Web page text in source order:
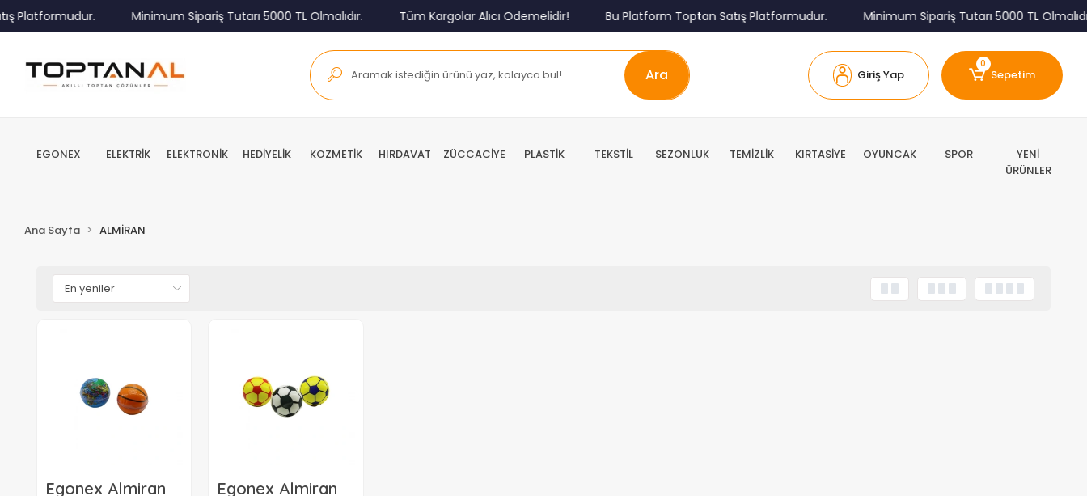
Platformudur. Minimum Sipariş Tutarı 5000 TL Olmalıdır. Tüm Kargolar Alıcı Ödemelidir! Bu Platform Toptan Satış Platformudur. Minimum Sipariş Tutarı 5000 TL
Ara Giriş Yap
0
Sepetim
EGONEX ELEKTRİK ELEKTRONİK HEDİYELİK KOZMETİK HIRDAVAT ZÜCCACİYE PLASTİK TEKSTİL SEZONLUK TEMİZLİK KIRTASİYE OYUNCAK SPOR
YENİ
ÜRÜNLER
Ana Sayfa ALMİRAN
Egonex Almiran Egonex Almiran